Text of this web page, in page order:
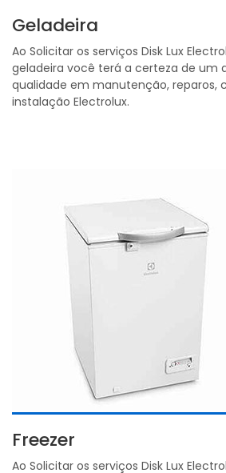
Geladeira
Ao Solicitar os serviços Disk Lux
geladeira você terá a certeza de um
qualidade em manutenção, reparos,
instalação Electrolux.
Freezer
Ao Solicitar os serviços Disk Lux